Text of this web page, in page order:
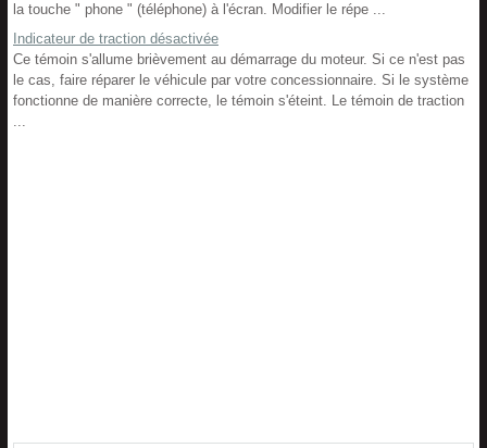
la touche " phone " (téléphone) à l'écran. Modifier le répe ...
Indicateur de traction désactivée
Ce témoin s'allume brièvement au démarrage du moteur. Si ce n'est pas
le cas, faire réparer le véhicule par votre concessionnaire. Si le système
fonctionne de manière correcte, le témoin s'éteint. Le témoin de traction
...